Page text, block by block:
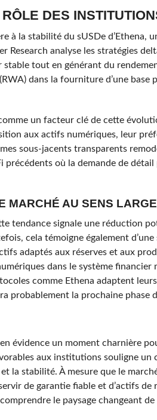
DES
à la stabilité du sUSDe d’Ethena,
Research analyse les stratégies
tout en générant du
dans la fourniture d’une base
un facteur clé de cette
aux actifs numériques, leur
sous-jacents transparents
précédents où la demande de
MARCHÉ AU SENS LARGE
tendance signale une réduction
cela témoigne également
adaptés aux réserves et aux
dans le système financier
comme Ethena adaptent
probablement la prochaine phase
évidence un moment charnière
aux institutions souligne un
la stabilité. À mesure que le
de garantie fiable et d’actifs de
le paysage changeant de